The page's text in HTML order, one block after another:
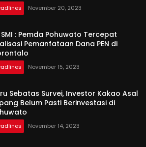
November 20, 2023
SMI : Pemda Pohuwato Tercepat
Pemanfataan Dana PEN di
November 15, 2023
Sebatas Survei, Investor Kakao Asal
Belum Pasti Berinvestasi di
November 14, 2023